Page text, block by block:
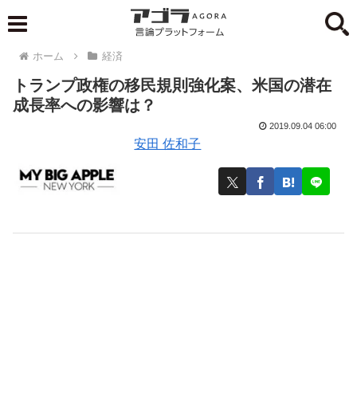
ホーム 経済
トランプ政権の移民規則強化案、米国の潜在
成長率への影響は？
安田 佐和子
2019.09.04 06:00